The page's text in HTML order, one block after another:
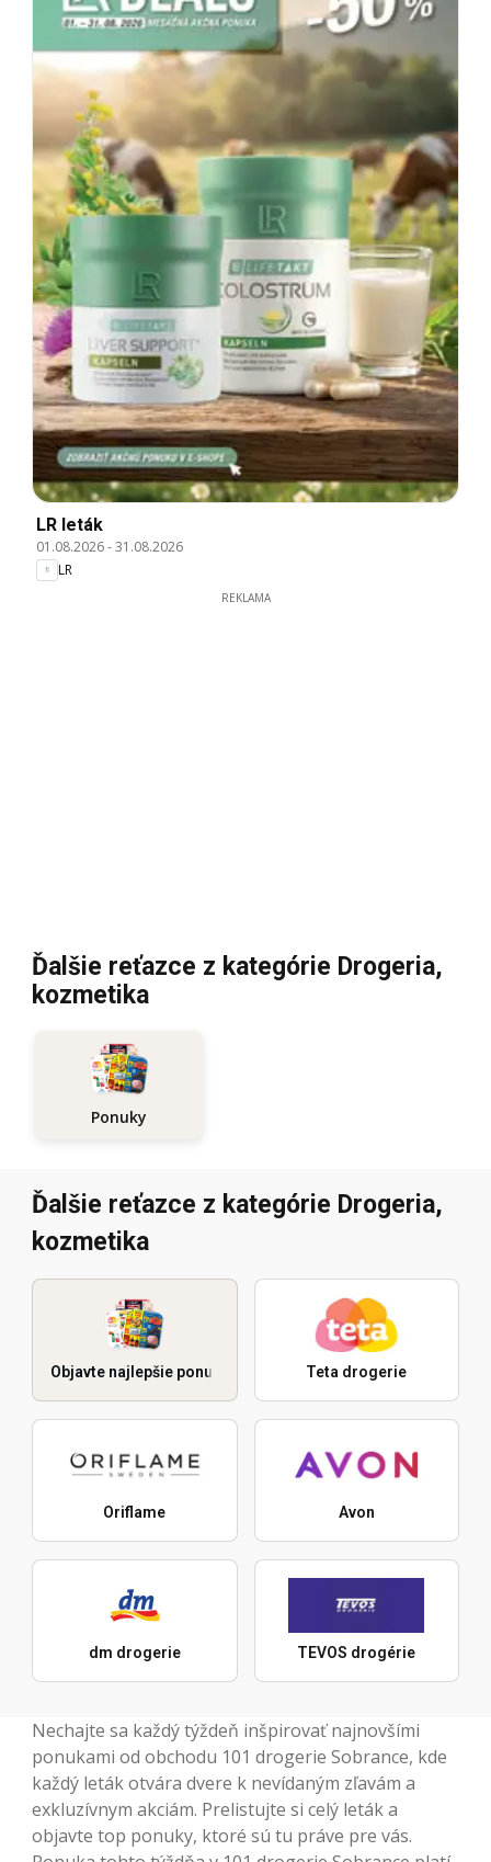
LR leták
01.08.2026-31.08.2026
LR
REKLAMA
Ďalšie reťazce z kategórie Drogeria,
kozmetika
Ponuky
Ďalšie reťazce z kategórie Drogeria,
kozmetika
Objavte najlepšie ponuky Teta drogerie
Oriflame Avon
dm drogerie TEVOS drogérie
Nechajte sa každý týždeň inšpirovať najnovšími
ponukami od obchodu 101 drogerie Sobrance, kde
každý leták otvára dvere k nevídaným zľavám a
exkluzívnym akciám. Prelistujte si celý leták a
objavte top ponuky, ktoré sú tu práve pre vás.